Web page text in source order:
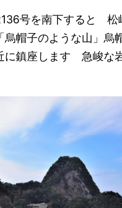
号を南下すると 松
烏帽子のような山」烏
に鎮座します 急峻な